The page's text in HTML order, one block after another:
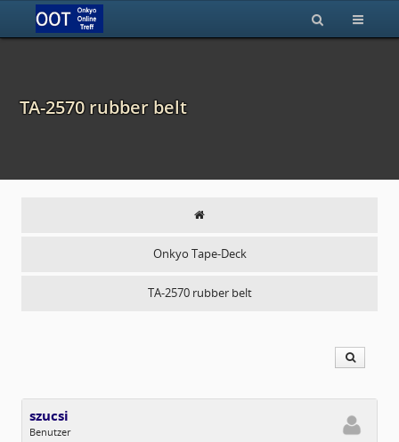
TA-2570 rubber belt
Onkyo Tape-Deck
TA-2570 rubber belt
szucsi
Benutzer